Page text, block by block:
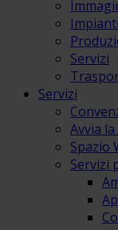
Servizi
Servizi
Avvia
Spazio
Servizi